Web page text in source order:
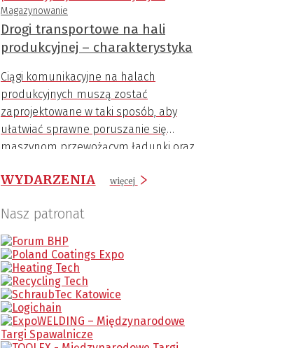
Magazynowanie
Drogi transportowe na hali
produkcyjnej – charakterystyka
Ciągi komunikacyjne na halach
produkcyjnych muszą zostać
zaprojektowane w taki sposób, aby
ułatwiać sprawne poruszanie się
maszynom przewożącym ładunki oraz
bezpieczeństwa wszystkim uczestnikom
WYDARZENIA więcej
Nasz patronat